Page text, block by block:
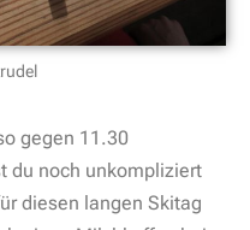
gegen 11.30
du noch unkompliziert
diesen langen Skitag